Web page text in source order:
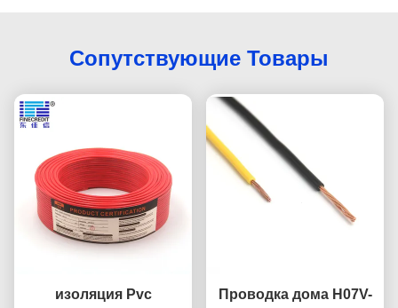
Сопутствующие Товары
изоляция Pvc
Проводка дома H07V-